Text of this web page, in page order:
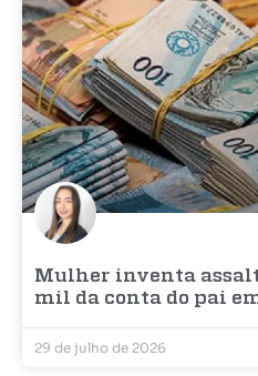
Mulher inventa
mil da conta do pai
29 de julho de 2026